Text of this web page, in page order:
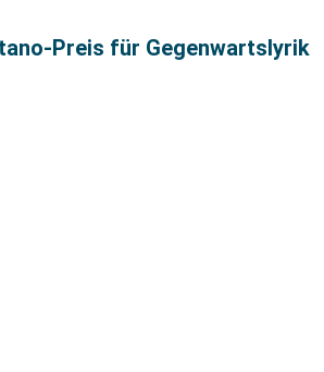
Preis für Gegenwartslyrik